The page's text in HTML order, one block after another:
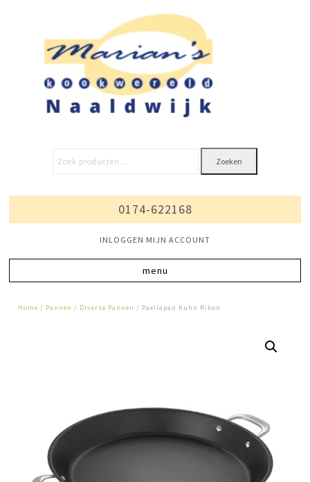
Zoeken
0174-622168
INLOGGEN MIJN ACCOUNT
Home / Pannen / Diverse Pannen / Paellapan Kuhn Rikon